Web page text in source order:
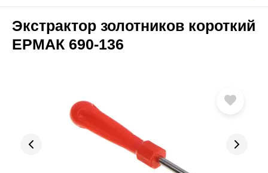
Экстрактор золотников короткий
ЕРМАК 690-136